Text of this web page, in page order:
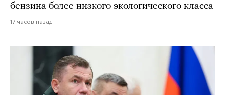
бензина более низкого экологического класса
17 часов назад